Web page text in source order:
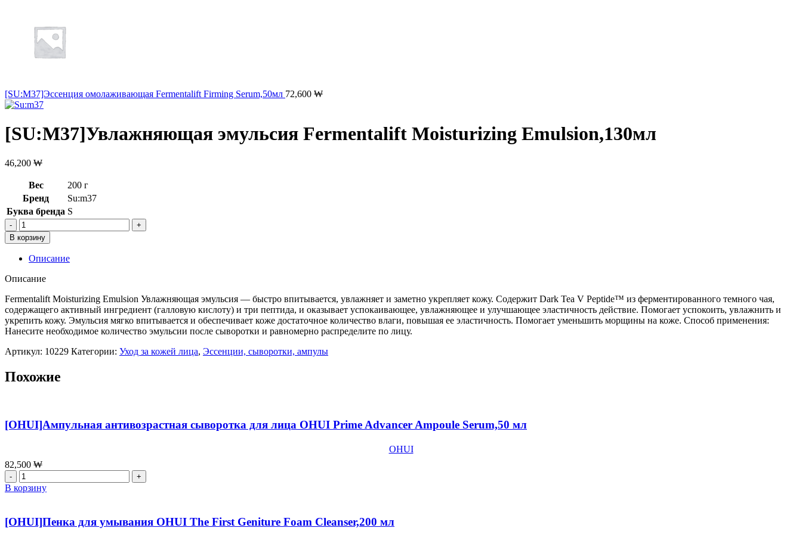
[SU:M37]Эссенция омолаживающая Fermentalift Firming Serum,50мл 72,600 ₩
[SU:M37]Увлажняющая эмульсия Fermentalift Moisturizing Emulsion,130мл
46,200 ₩
Вес
200 г
Бренд
Su:m37
Буква бренда S
Количество
товара
[SU:M37]Увлажняющая
эмульсия
Fermentalift
Moisturizing
В корзину
Описание
Описание
Fermentalift Moisturizing Emulsion Увлажняющая эмульсия — быстро впитывается, увлажняет и заметно укрепляет кожу. Содержит Dark Tea V Peptide™ из ферментированного темного чая,
содержащего активный ингредиент (галловую кислоту) и три пептида, и оказывает успокаивающее, увлажняющее и улучшающее эластичность действие. Помогает успокоить, увлажнить и
укрепить кожу. Эмульсия мягко впитывается и обеспечивает коже достаточное количество влаги, повышая ее эластичность. Помогает уменьшить морщины на коже. Способ применения:
Нанесите необходимое количество эмульсии после сыворотки и равномерно распределите по лицу.
Артикул: 10229 Категории: Уход за кожей лица, Эссенции, сыворотки, ампулы
Похожие
[OHUI]Ампульная антивозрастная сыворотка для лица OHUI Prime Advancer Ampoule Serum,50 мл
OHUI
82,500 ₩
Количество
товара
[OHUI]Ампульная
сыворотка
для
В корзину
[OHUI]Пенка для умывания OHUI The First Geniture Foam Cleanser,200 мл